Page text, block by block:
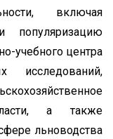
включая
популяризацию
учебного центра
исследований,
а также
льноводства